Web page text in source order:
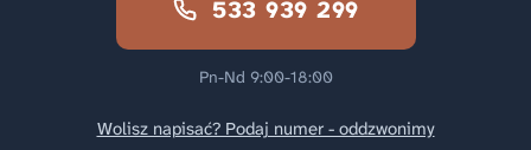
533 939 299
Pn-Nd 9:00-18:00
Wolisz napisać? Podaj numer - oddzwonimy